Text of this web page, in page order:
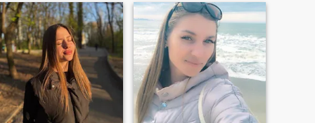
forbindelser.
være med min elskede. Skriv
til meg, lær mer om meg og
jeg lover at jeg stjeler ditt
hjerte